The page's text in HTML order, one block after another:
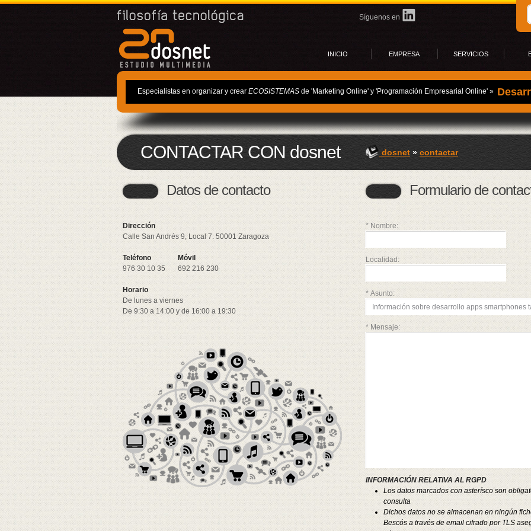
Síguenos en
INICIO EMPRESA SERVICIOS
Especialistas en organizar y crear ECOSISTEMAS de 'Marketing Online' y 'Programación Empresarial Online' »
E-
CONTACTAR CON dosnet dosnet » contactar
Datos de contacto
Dirección
Calle San Andrés 9, Local 7. 50001 Zaragoza
Teléfono
Móvil
976 30 10 35
692 216 230
Horario
De lunes a viernes
De 9:30 a 14:00 y de 16:00 a 19:30
Formulario de
* Nombre:
Localidad:
* Asunto:
* Mensaje:
INFORMACIÓN RELATIVA AL RGPD
Los datos marcados con asterísco son
consulta
Dichos datos no se almacenan en ningún
Bescós a través de email cifrado por TLS